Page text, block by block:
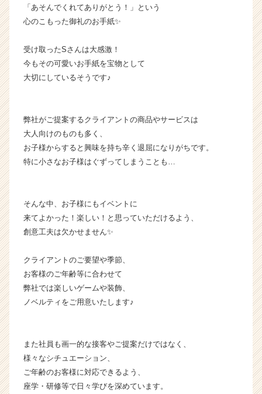
く
就
イ
ト
チ
ャ
ア
（C
h
r
r
e
r）
「あそんでくれてありがとう！」という
心のこもった御礼のお手紙✨
受け取ったSさんは大感激！
今もその可愛いお手紙を宝物として
大切にしているそうです♪
弊社がご提案するクライアントの商品やサービスは
大人向けのものも多く、
お子様からすると興味を持ち辛く退屈になりがちです。
特に小さなお子様はぐずってしまうことも…
そんな中、お子様にもイベントに
来てよかった！楽しい！と思っていただけるよう、
創意工夫は欠かせません✨
クライアントのご要望や季節、
お客様のご年齢等に合わせて
弊社では楽しいゲームや装飾、
ノベルティをご用意いたします♪
また社員も画一的な接客やご提案だけではなく、
様々なシチュエーション、
ご年齢のお客様に対応できるよう、
座学・研修等で日々学びを深めています。